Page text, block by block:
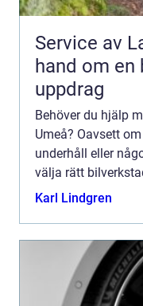
Service av
hand om en
uppdrag
Behöver du hjälp
Umeå? Oavsett
underhåll eller
välja rätt
Karl Lindgren